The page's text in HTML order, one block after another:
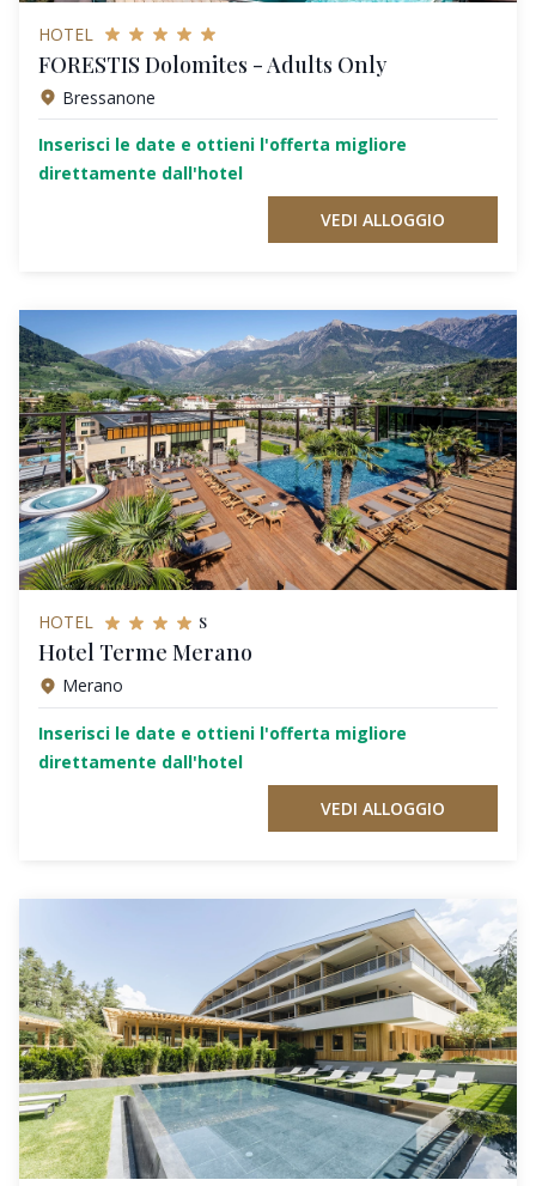
HOTEL
FORESTIS Dolomites - Adults Only
Bressanone
Inserisci le date e ottieni l'offerta migliore
direttamente dall'hotel
VEDI ALLOGGIO
HOTEL s
Hotel Terme Merano
Merano
Inserisci le date e ottieni l'offerta migliore
direttamente dall'hotel
VEDI ALLOGGIO